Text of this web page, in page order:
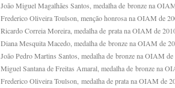
João Miguel Magalhães Santos, medalha de bronze na
Frederico Oliveira Toulson, menção honrosa na OIAM de
Ricardo Correia Moreira, medalha de prata na OIAM de
Diana Mesquita Macedo, medalha de bronze na OIAM de
João Pedro Martins Santos, medalha de bronze na OIAM
Miguel Santana de Freitas Amaral, medalha de bronze na
Frederico Oliveira Toulson, medalha de prata na OIAM de